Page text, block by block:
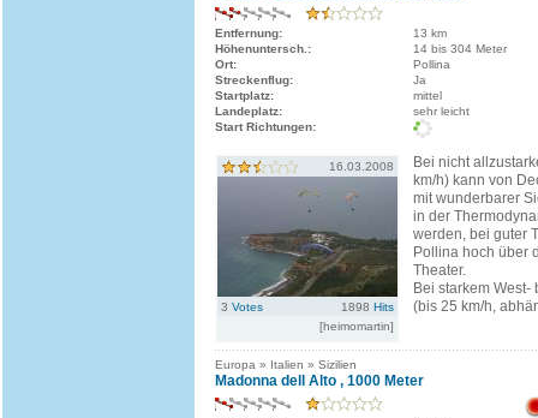
Entfernung:
13 km
Höhenuntersch.:
14 bis 304 Meter
Ort:
Pollina
Streckenflug:
Ja
Startplatz:
mittel
Landeplatz:
sehr leicht
Start Richtungen:
16.03.2008
3 Votes 1898 Hits
[heimomartin]
Bei nicht
km/h) kann von
mit wunderbarer
in der
werden, bei guter
Pollina hoch über
Theater.
Bei starkem
(bis 25 km/h,
Europa » Italien » Sizilien
Madonna dell Alto , 1000 Meter